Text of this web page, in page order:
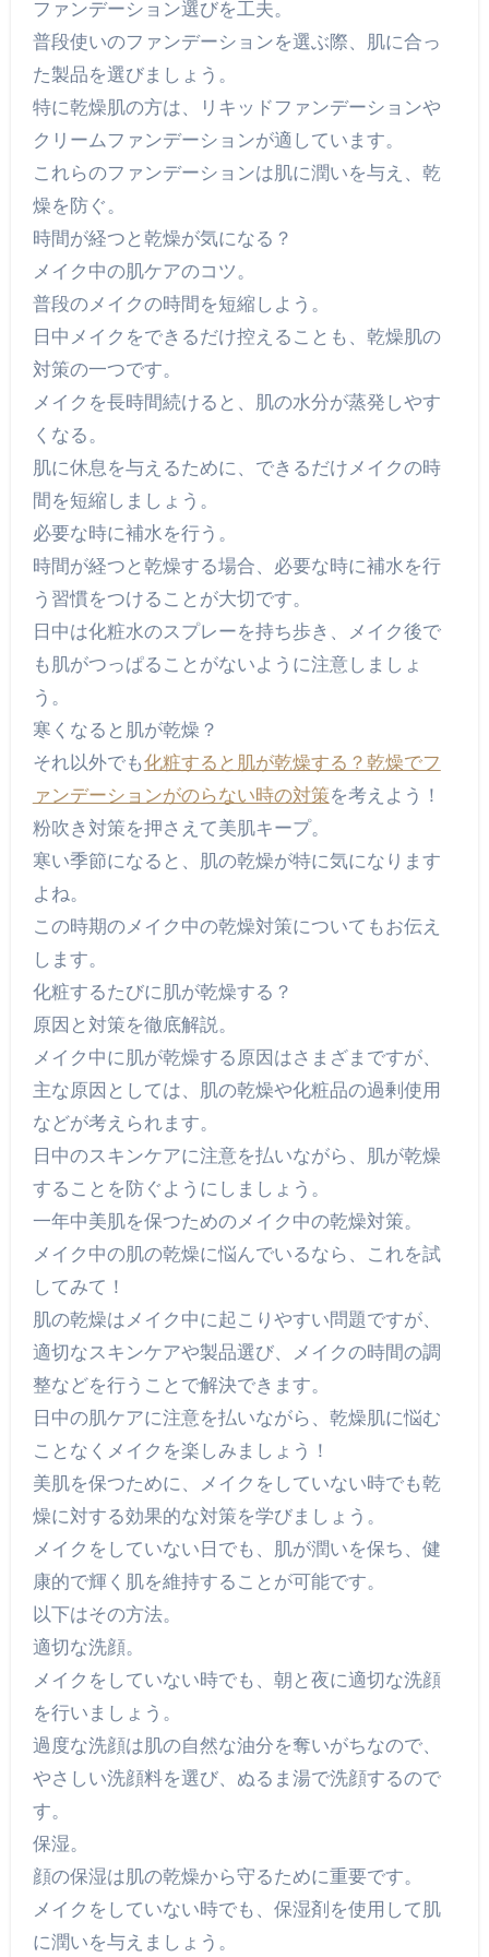
ファンデーション選びを工夫。
普段使いのファンデーションを選ぶ際、肌に合っ
た製品を選びましょう。
特に乾燥肌の方は、リキッドファンデーションや
クリームファンデーションが適しています。
これらのファンデーションは肌に潤いを与え、乾
燥を防ぐ。
時間が経つと乾燥が気になる？
メイク中の肌ケアのコツ。
普段のメイクの時間を短縮しよう。
日中メイクをできるだけ控えることも、乾燥肌の
対策の一つです。
メイクを長時間続けると、肌の水分が蒸発しやす
くなる。
肌に休息を与えるために、できるだけメイクの時
間を短縮しましょう。
必要な時に補水を行う。
時間が経つと乾燥する場合、必要な時に補水を行
う習慣をつけることが大切です。
日中は化粧水のスプレーを持ち歩き、メイク後で
も肌がつっぱることがないように注意しましょ
う。
寒くなると肌が乾燥？
それ以外でも化粧すると肌が乾燥する？乾燥でフ
ァンデーションがのらない時の対策を考えよう！
粉吹き対策を押さえて美肌キープ。
寒い季節になると、肌の乾燥が特に気になります
よね。
この時期のメイク中の乾燥対策についてもお伝え
します。
化粧するたびに肌が乾燥する？
原因と対策を徹底解説。
メイク中に肌が乾燥する原因はさまざまですが、
主な原因としては、肌の乾燥や化粧品の過剰使用
などが考えられます。
日中のスキンケアに注意を払いながら、肌が乾燥
することを防ぐようにしましょう。
一年中美肌を保つためのメイク中の乾燥対策。
メイク中の肌の乾燥に悩んでいるなら、これを試
してみて！
肌の乾燥はメイク中に起こりやすい問題ですが、
適切なスキンケアや製品選び、メイクの時間の調
整などを行うことで解決できます。
日中の肌ケアに注意を払いながら、乾燥肌に悩む
ことなくメイクを楽しみましょう！
美肌を保つために、メイクをしていない時でも乾
燥に対する効果的な対策を学びましょう。
メイクをしていない日でも、肌が潤いを保ち、健
康的で輝く肌を維持することが可能です。
以下はその方法。
適切な洗顔。
メイクをしていない時でも、朝と夜に適切な洗顔
を行いましょう。
過度な洗顔は肌の自然な油分を奪いがちなので、
やさしい洗顔料を選び、ぬるま湯で洗顔するので
す。
保湿。
顔の保湿は肌の乾燥から守るために重要です。
メイクをしていない時でも、保湿剤を使用して肌
に潤いを与えましょう。